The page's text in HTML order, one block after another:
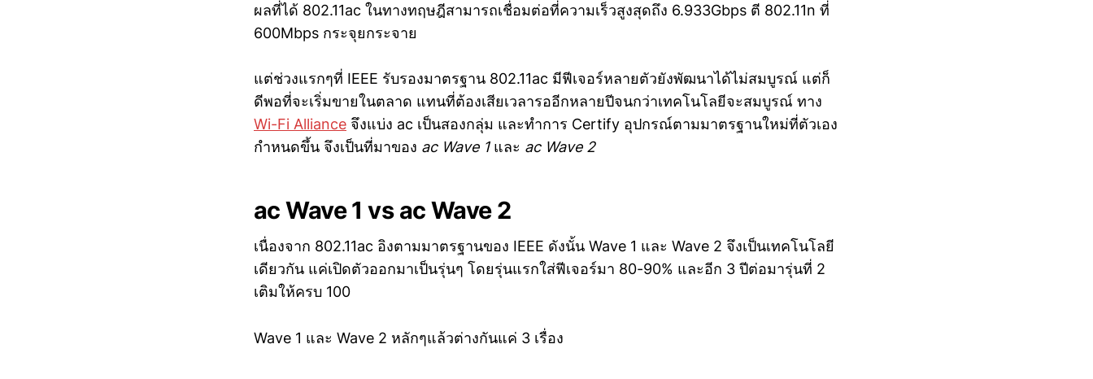
ผลที่ได้ 802.11ac ในทางทฤษฎีสามารถเชื่อมต่อที่ความเร็วสูงสุดถึง 6.933Gbps ตี 802.11n ที่
600Mbps กระจุยกระจาย
แต่ช่วงแรกๆที่ IEEE รับรองมาตรฐาน 802.11ac มีฟีเจอร์หลายตัวยังพัฒนาได้ไม่สมบูรณ์ แต่ก็
ดีพอที่จะเริ่มขายในตลาด แทนที่ต้องเสียเวลารออีกหลายปีจนกว่าเทคโนโลยีจะสมบูรณ์ ทาง
Wi-Fi Alliance จึงแบ่ง ac เป็นสองกลุ่ม และทำการ Certify อุปกรณ์ตามมาตรฐานใหม่ที่ตัวเอง
กำหนดขึ้น จึงเป็นที่มาของ ac Wave 1และ ac Wave 2
ac Wave 1 vs ac Wave 2
เนื่องจาก 802.11ac อิงตามมาตรฐานของ IEEE ดังนั้น Wave 1 และ Wave 2 จึงเป็นเทคโนโลยี
เดียวกัน แค่เปิดตัวออกมาเป็นรุ่นๆ โดยรุ่นแรกใส่ฟีเจอร์มา 80-90% และอีก 3 ปีต่อมารุ่นที่ 2
เติมให้ครบ 100
Wave 1 และ Wave 2 หลักๆแล้วต่างกันแค่ 3 เรื่อง